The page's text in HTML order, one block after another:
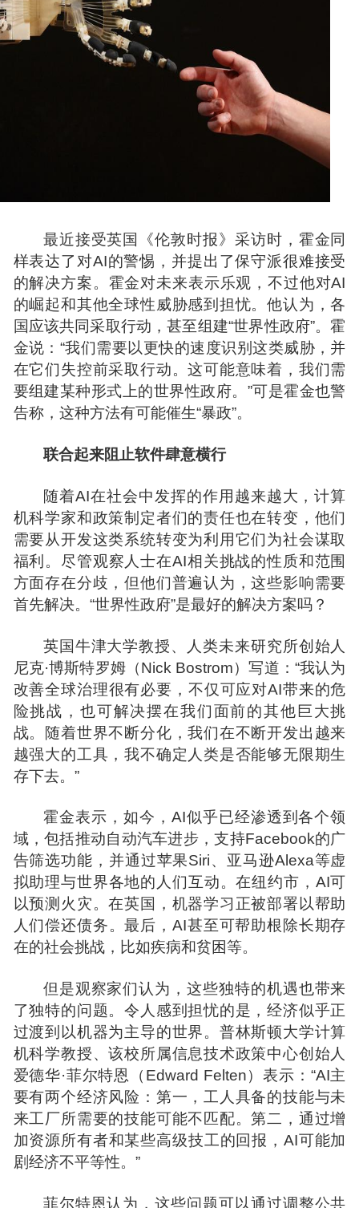
最近接受英国《伦敦时报》采访时，霍金同
样表达了对AI的警惕，并提出了保守派很难接受
的解决方案。霍金对未来表示乐观，不过他对AI
的崛起和其他全球性威胁感到担忧。他认为，各
国应该共同采取行动，甚至组建“世界性政府”。霍
金说：“我们需要以更快的速度识别这类威胁，并
在它们失控前采取行动。这可能意味着，我们需
要组建某种形式上的世界性政府。”可是霍金也警
告称，这种方法有可能催生“暴政”。
联合起来阻止软件肆意横行
随着AI在社会中发挥的作用越来越大，计算
机科学家和政策制定者们的责任也在转变，他们
需要从开发这类系统转变为利用它们为社会谋取
福利。尽管观察人士在AI相关挑战的性质和范围
方面存在分歧，但他们普遍认为，这些影响需要
首先解决。“世界性政府”是最好的解决方案吗？
英国牛津大学教授、人类未来研究所创始人
尼克·博斯特罗姆（Nick Bostrom）写道：“我认为
改善全球治理很有必要，不仅可应对AI带来的危
险挑战，也可解决摆在我们面前的其他巨大挑
战。随着世界不断分化，我们在不断开发出越来
越强大的工具，我不确定人类是否能够无限期生
存下去。”
霍金表示，如今，AI似乎已经渗透到各个领
域，包括推动自动汽车进步，支持Facebook的广
告筛选功能，并通过苹果Siri、亚马逊Alexa等虚
拟助理与世界各地的人们互动。在纽约市，AI可
以预测火灾。在英国，机器学习正被部署以帮助
人们偿还债务。最后，AI甚至可帮助根除长期存
在的社会挑战，比如疾病和贫困等。
但是观察家们认为，这些独特的机遇也带来
了独特的问题。令人感到担忧的是，经济似乎正
过渡到以机器为主导的世界。普林斯顿大学计算
机科学教授、该校所属信息技术政策中心创始人
爱德华·菲尔特恩（Edward Felten）表示：“AI主
要有两个经济风险：第一，工人具备的技能与未
来工厂所需要的技能可能不匹配。第二，通过增
加资源所有者和某些高级技工的回报，AI可能加
剧经济不平等性。”
菲尔特恩认为，这些问题可以通过调整公共